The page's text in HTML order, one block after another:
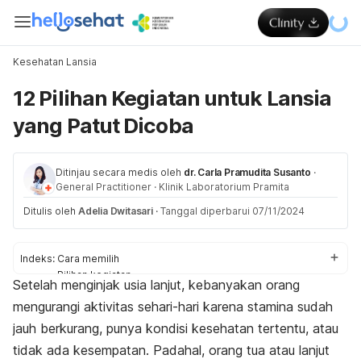
Kesehatan Lansia
12 Pilihan Kegiatan untuk Lansia
yang Patut Dicoba
Ditinjau secara medis oleh dr. Carla Pramudita Susanto ·
General Practitioner · Klinik Laboratorium Pramita
Ditulis oleh Adelia Dwitasari · Tanggal diperbarui 07/11/2024
Indeks: Cara memilih
Pilihan kegiatan
Manfaat
Setelah menginjak usia lanjut, kebanyakan orang
mengurangi aktivitas sehari-hari karena stamina sudah
jauh berkurang, punya kondisi kesehatan tertentu, atau
tidak ada kesempatan. Padahal, orang tua atau lanjut